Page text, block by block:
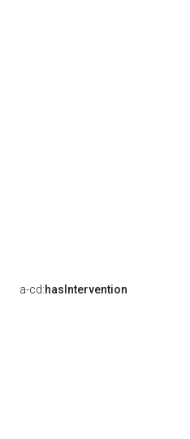
a-cd:hasIntervention